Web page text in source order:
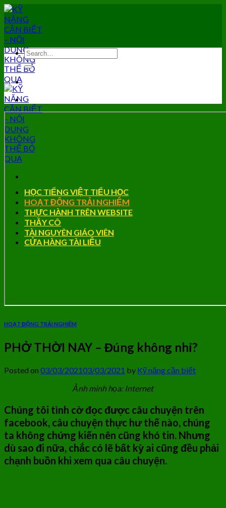
Skip
to
content
HỌC TIẾNG VIỆT TIỂU HỌC
HOẠT ĐỘNG TRẢI NGHIỆM
THỰC HÀNH TRÊN WEBSITE
THẦY CÔ
TÀI NGUYÊN GIÁO VIÊN
CỬA HÀNG TÀI LIỆU
HOẠT ĐỘNG TRẢI NGHIỆM
PHỞ THỜI NAY – Đúng không nhỉ?
Posted on 03/03/202103/03/2021 by Kỹ năng cần biết
Ảnh minh họa: Internet
Chúng tôi tình cờ đọc được câu chuyện trên
facebook, câu chuyện thực hư thế nào, chúng
ta không chứng kiến nên cũng khó tin. Nhưng
dù sao đi nữa, chắc có lẽ bất kỳ ai cũng đều phải
chạnh buồn khi xem qua câu chuyện.